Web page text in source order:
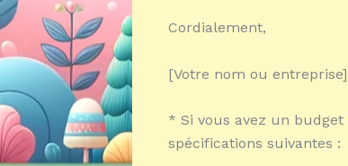
Cordialement,
[Votre nom ou entreprise]
* Si vous avez un
spécifications suivantes :